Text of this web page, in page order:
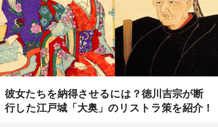
彼女たちを納得させるには？徳川吉宗が断
行した江戸城「大奥」のリストラ策を紹介！